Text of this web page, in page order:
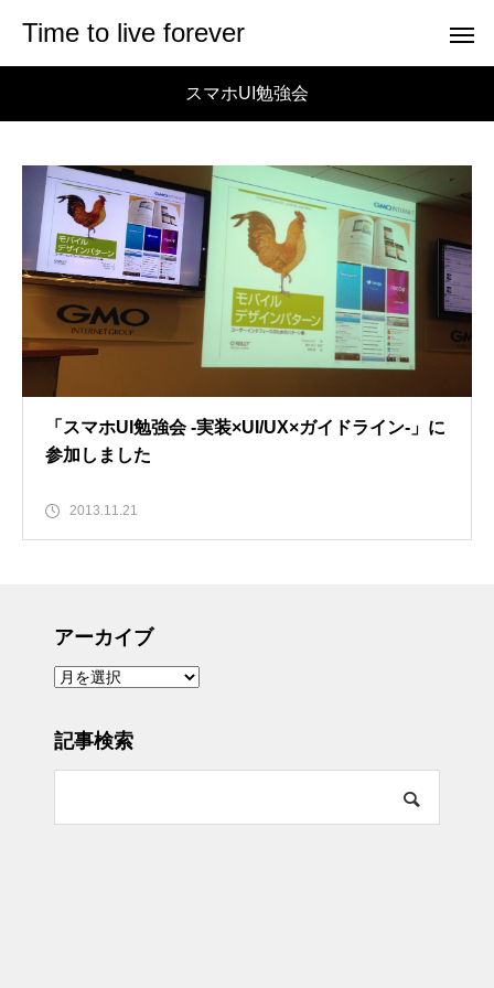
Time to live forever
スマホUI勉強会
「スマホUI勉強会 -実装×UI/UX×ガイドライン-」に
参加しました
2013.11.21
アーカイブ
ア
ー
ブ
記事検索